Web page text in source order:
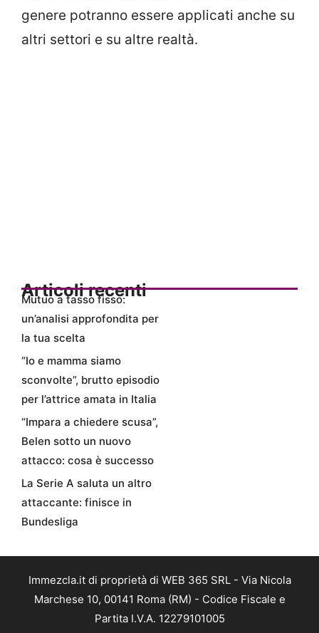
genere potranno essere applicati anche su
altri settori e su altre realtà.
Articoli recenti
Mutuo a tasso fisso:
un’analisi approfondita per
la tua scelta
“Io e mamma siamo
sconvolte”, brutto episodio
per l’attrice amata in Italia
“Impara a chiedere scusa”,
Belen sotto un nuovo
attacco: cosa è successo
La Serie A saluta un altro
attaccante: finisce in
Bundesliga
Immezcla.it di proprietà di WEB 365 SRL - Via Nicola
Marchese 10, 00141 Roma (RM) - Codice Fiscale e
Partita I.V.A. 12279101005